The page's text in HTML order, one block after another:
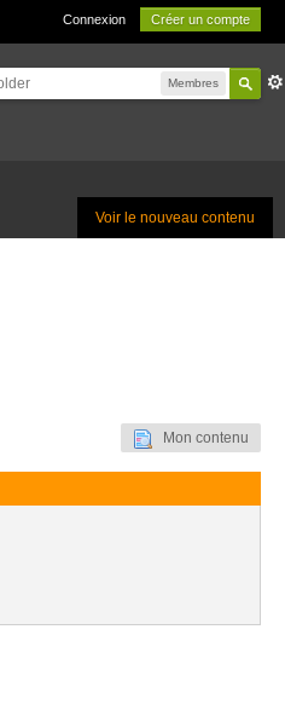
Connexion Créer un compte
Membres
Voir le nouveau contenu
Mon contenu